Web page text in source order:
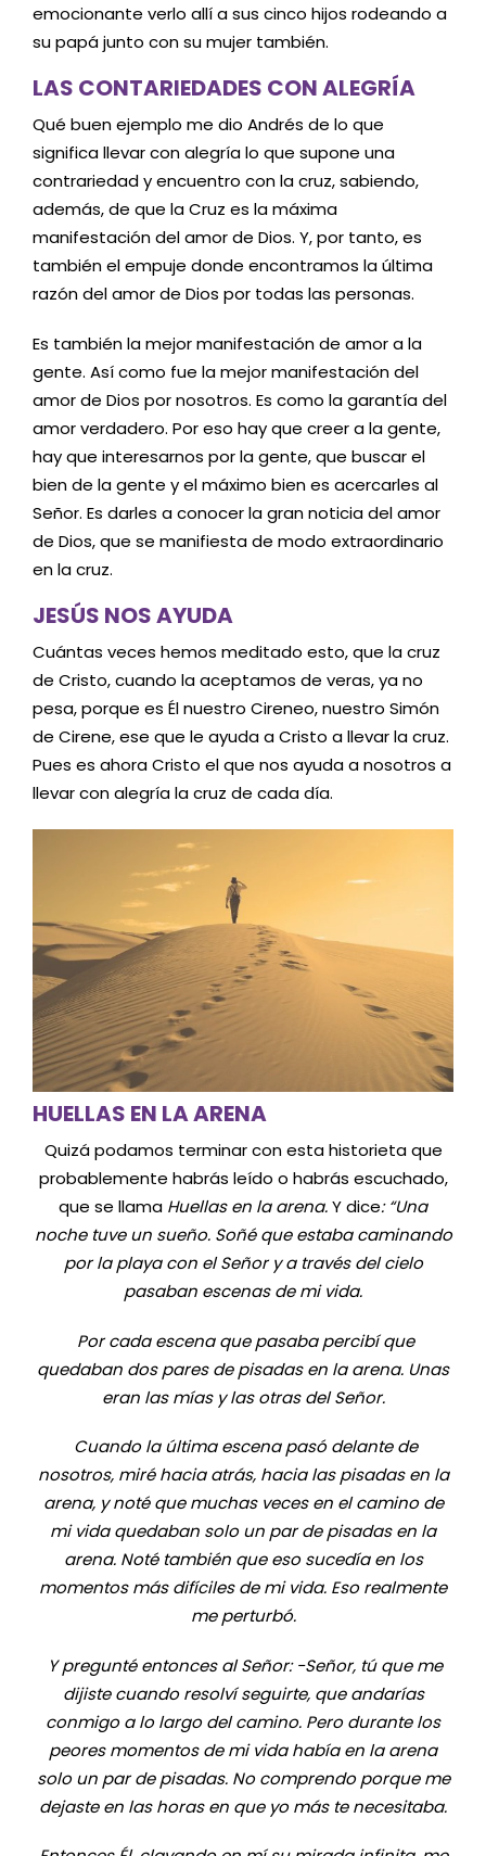
emocionante verlo allí a sus cinco hijos rodeando a
su papá junto con su mujer también.
LAS CONTARIEDADES CON ALEGRÍA
Qué buen ejemplo me dio Andrés de lo que
significa llevar con alegría lo que supone una
contrariedad y encuentro con la cruz, sabiendo,
además, de que la Cruz es la máxima
manifestación del amor de Dios. Y, por tanto, es
también el empuje donde encontramos la última
razón del amor de Dios por todas las personas.
Es también la mejor manifestación de amor a la
gente. Así como fue la mejor manifestación del
amor de Dios por nosotros. Es como la garantía del
amor verdadero. Por eso hay que creer a la gente,
hay que interesarnos por la gente, que buscar el
bien de la gente y el máximo bien es acercarles al
Señor. Es darles a conocer la gran noticia del amor
de Dios, que se manifiesta de modo extraordinario
en la cruz.
JESÚS NOS AYUDA
Cuántas veces hemos meditado esto, que la cruz
de Cristo, cuando la aceptamos de veras, ya no
pesa, porque es Él nuestro Cireneo, nuestro Simón
de Cirene, ese que le ayuda a Cristo a llevar la cruz.
Pues es ahora Cristo el que nos ayuda a nosotros a
llevar con alegría la cruz de cada día.
HUELLAS EN LA ARENA
Quizá podamos terminar con esta historieta que
probablemente habrás leído o habrás escuchado,
que se llama Huellas en la arena.Y dice: “Una
noche tuve un sueño. Soñé que estaba caminando
por la playa con el Señor y a través del cielo
pasaban escenas de mi vida.
Por cada escena que pasaba percibí que
quedaban dos pares de pisadas en la arena. Unas
eran las mías y las otras del Señor.
Cuando la última escena pasó delante de
nosotros, miré hacia atrás, hacia las pisadas en la
arena, y noté que muchas veces en el camino de
mi vida quedaban solo un par de pisadas en la
arena. Noté también que eso sucedía en los
momentos más difíciles de mi vida. Eso realmente
me perturbó.
Y pregunté entonces al Señor: -Señor, tú que me
dijiste cuando resolví seguirte, que andarías
conmigo a lo largo del camino. Pero durante los
peores momentos de mi vida había en la arena
solo un par de pisadas. No comprendo porque me
dejaste en las horas en que yo más te necesitaba.